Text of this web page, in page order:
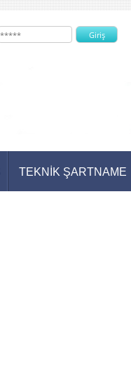
TEKNİK ŞARTNAME